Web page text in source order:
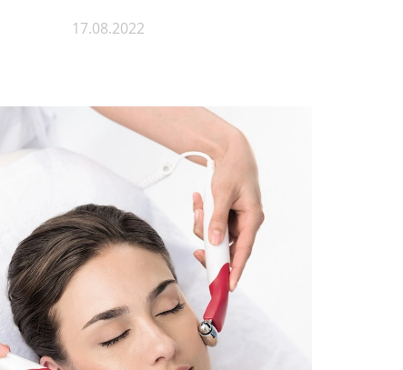
17.08.2022